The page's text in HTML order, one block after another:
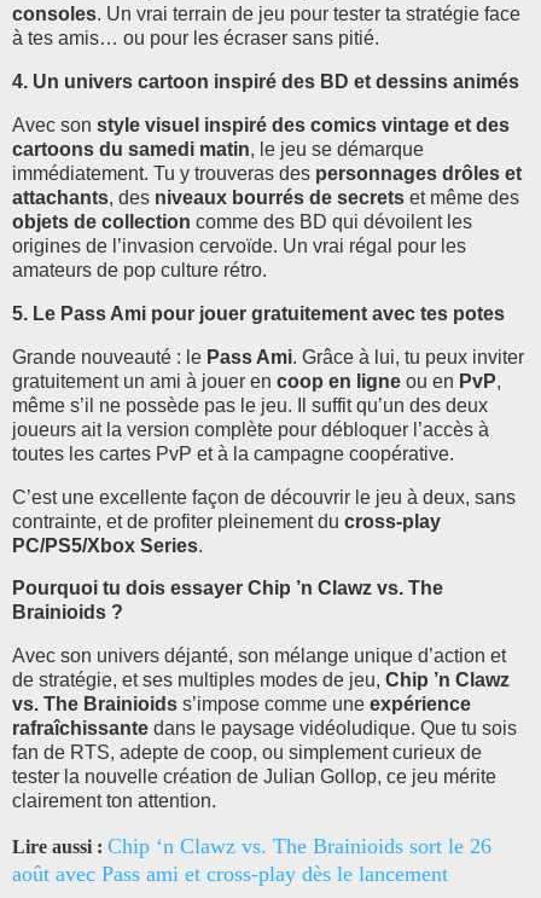
consoles. Un vrai terrain de jeu pour tester ta stratégie face
à tes amis… ou pour les écraser sans pitié.
4. Un univers cartoon inspiré des BD et dessins animés
Avec son style visuel inspiré des comics vintage et des
cartoons du samedi matin, le jeu se démarque
immédiatement. Tu y trouveras des personnages drôles et
attachants, des niveaux bourrés de secrets et même des
objets de collection comme des BD qui dévoilent les
origines de l’invasion cervoïde. Un vrai régal pour les
amateurs de pop culture rétro.
5. Le Pass Ami pour jouer gratuitement avec tes potes
Grande nouveauté : le Pass Ami. Grâce à lui, tu peux inviter
gratuitement un ami à jouer en coop en ligne ou en PvP,
même s’il ne possède pas le jeu. Il suffit qu’un des deux
joueurs ait la version complète pour débloquer l’accès à
toutes les cartes PvP et à la campagne coopérative.
C’est une excellente façon de découvrir le jeu à deux, sans
contrainte, et de profiter pleinement du cross-play
PC/PS5/Xbox Series.
Pourquoi tu dois essayer Chip ’n Clawz vs. The
Brainioids ?
Avec son univers déjanté, son mélange unique d’action et
de stratégie, et ses multiples modes de jeu, Chip ’n Clawz
vs. The Brainioids s’impose comme une expérience
rafraîchissante dans le paysage vidéoludique. Que tu sois
fan de RTS, adepte de coop, ou simplement curieux de
tester la nouvelle création de Julian Gollop, ce jeu mérite
clairement ton attention.
Lire aussi : Chip ‘n Clawz vs. The Brainioids sort le 26
août avec Pass ami et cross-play dès le lancement